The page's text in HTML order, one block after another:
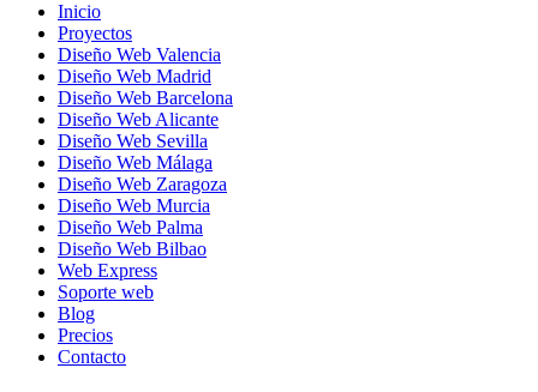
Inicio
Proyectos
Diseño Web Valencia
Diseño Web Madrid
Diseño Web Barcelona
Diseño Web Alicante
Diseño Web Sevilla
Diseño Web Málaga
Diseño Web Zaragoza
Diseño Web Murcia
Diseño Web Palma
Diseño Web Bilbao
Web Express
Soporte web
Blog
Precios
Contacto